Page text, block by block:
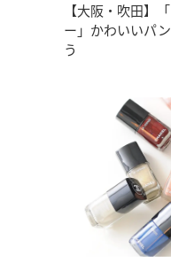
【大阪・吹田】
ー」かわいいパ
う